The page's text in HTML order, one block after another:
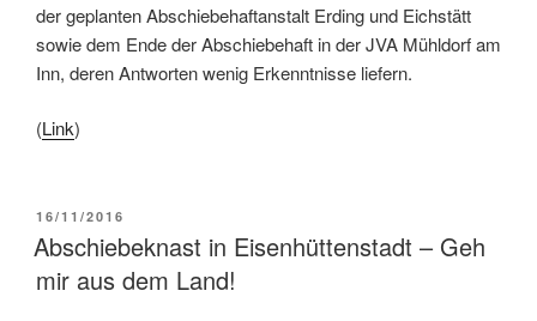
der geplanten Abschiebehaftanstalt Erding und Eichstätt
sowie dem Ende der Abschiebehaft in der JVA Mühldorf am
Inn, deren Antworten wenig Erkenntnisse liefern.
(Link)
16/11/2016
Abschiebeknast in Eisenhüttenstadt – Geh
mir aus dem Land!